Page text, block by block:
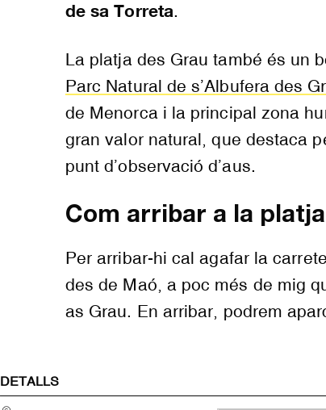
de sa Torreta.
La platja des Grau també és un
Parc Natural de s’Albufera des
de Menorca i la principal zona
gran valor natural, que destaca
punt d’observació d’aus.
Com arribar a la
Per arribar-hi cal agafar la
des de Maó, a poc més de mig
as Grau. En arribar, podrem
DETALLS